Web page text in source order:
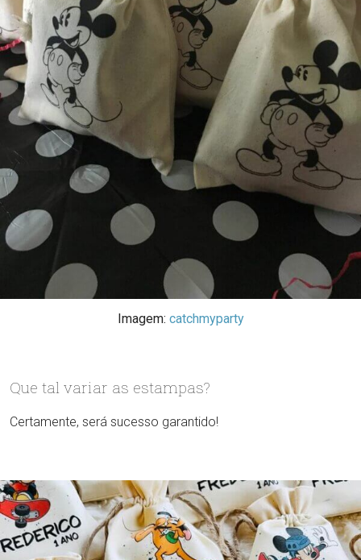
Imagem: catchmyparty
Que tal variar as estampas?
Certamente, será sucesso garantido!